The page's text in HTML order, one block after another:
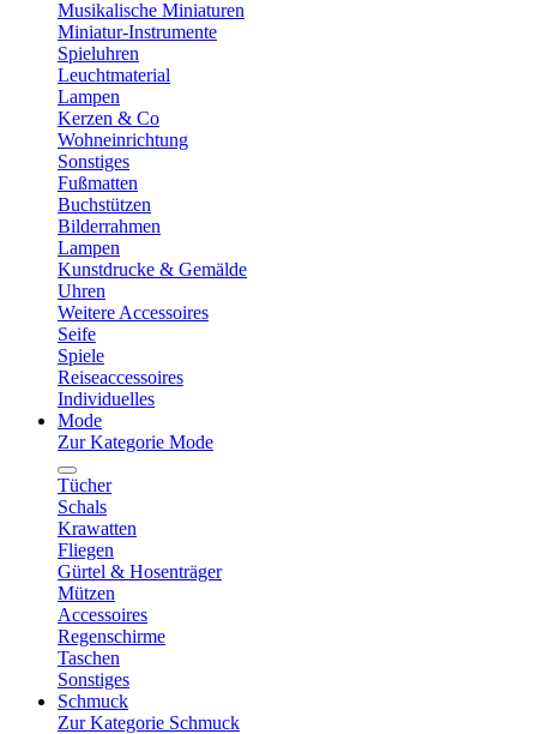
Musikalische Miniaturen
Miniatur-Instrumente
Spieluhren
Leuchtmaterial
Lampen
Kerzen & Co
Wohneinrichtung
Sonstiges
Fußmatten
Buchstützen
Bilderrahmen
Lampen
Kunstdrucke & Gemälde
Uhren
Weitere Accessoires
Seife
Spiele
Reiseaccessoires
Individuelles
Mode
Zur Kategorie Mode
Tücher
Schals
Krawatten
Fliegen
Gürtel & Hosenträger
Mützen
Accessoires
Regenschirme
Taschen
Sonstiges
Schmuck
Zur Kategorie Schmuck